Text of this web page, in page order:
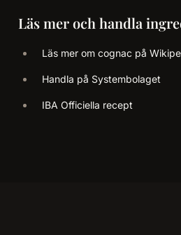
Läs mer och handla
Läs mer om cognac på
Handla på Systembolaget
IBA Officiella recept